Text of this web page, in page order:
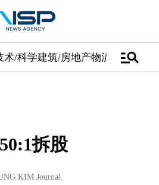
术/科学建筑/房地产物流/配送汽车
manage_search
拆股
KIM Journal